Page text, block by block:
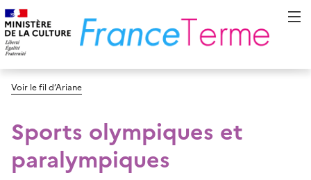
Voir le fil d’Ariane
Sports olympiques et
paralympiques